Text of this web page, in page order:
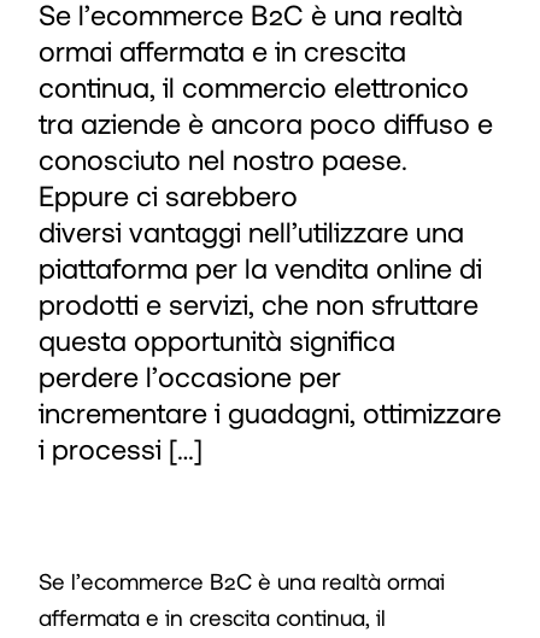
Se l’ecommerce B2C è una realtà
ormai affermata e in crescita
continua, il commercio elettronico
tra aziende è ancora poco diffuso e
conosciuto nel nostro paese.
Eppure ci sarebbero
diversi vantaggi nell’utilizzare una
piattaforma per la vendita online di
prodotti e servizi, che non sfruttare
questa opportunità significa
perdere l’occasione per
incrementare i guadagni, ottimizzare
i processi […]
Se l’ecommerce B2C è una realtà ormai
affermata e in crescita continua, il